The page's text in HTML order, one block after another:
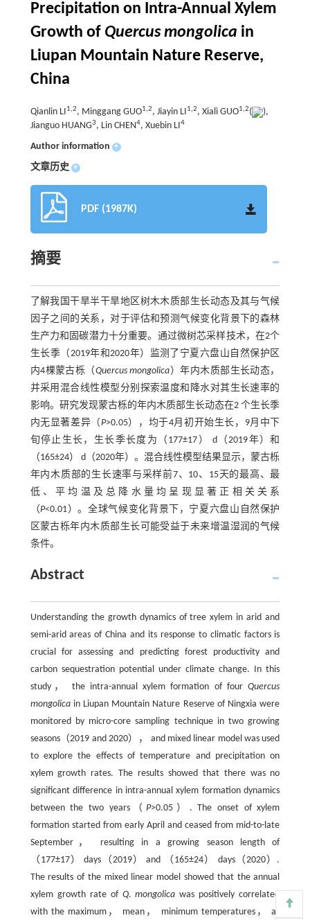
Precipitation on Intra-Annual Xylem
Growth of Quercus mongolica in
Liupan Mountain Nature Reserve,
China
Qianlin LI1,2, Minggang GUO1,2, Jiayin LI1,2, Xiali GUO1,2(
),
Jianguo HUANG3, Lin CHEN4, Xuebin LI4
Author information +
文章历史 +
PDF (1987K)
摘要
了解我国干旱半干旱地区树木木质部生长动态及其与气候
因子之间的关系，对于评估和预测气候变化背景下的森林
生产力和固碳潜力十分重要。通过微树芯采样技术，在2个
生长季（2019年和2020年）监测了宁夏六盘山自然保护区
内4棵蒙古栎（Quercus mongolica）年内木质部生长动态，
并采用混合线性模型分别探索温度和降水对其生长速率的
影响。研究发现蒙古栎的年内木质部生长动态在2 个生长季
内无显著差异（P>0.05），均于4月初开始生长，9月中下
旬停止生长，生长季长度为（177±17） d（2019年）和
（165±24） d（2020年）。混合线性模型结果显示，蒙古栎
年内木质部的生长速率与采样前7、10、15天的最高、最
低、平均温及总降水量均呈现显著正相关关系
（P<0.01）。全球气候变化背景下，宁夏六盘山自然保护
区蒙古栎年内木质部生长可能受益于未来增温湿润的气候
条件。
Abstract
Understanding the growth dynamics of tree xylem in arid and
semi-arid areas of China and its response to climatic factors is
crucial for assessing and predicting forest productivity and
carbon sequestration potential under climate change. In this
study， the intra-annual xylem formation of fourQuercus
mongolicain Liupan Mountain Nature Reserve of Ningxia were
monitored by micro-core sampling technique in two growing
seasons（2019 and 2020）， and mixed linear model was used
to explore the effects of temperature and precipitation on
xylem growth rates. The results showed that there was no
significant difference in intra-annual xylem formation dynamics
between the two years（P>0.05）. The onset of xylem
formation started from early April and ceased from mid-to-late
September， resulting in a growing season length of
（177±17） days（2019） and （165±24） days（2020）.
The results of the mixed linear model showed that the annual
xylem growth rate of Q. mongolica was positively correlated
with the maximum， mean， minimum temperatures， as